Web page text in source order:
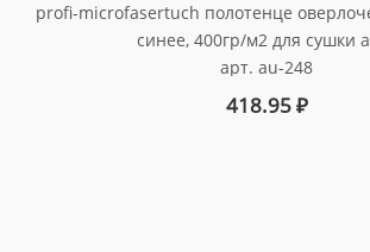
profi-microfasertuch полотенце
синее, 400гр/м2 для сушки
арт. au-248
418.95₽